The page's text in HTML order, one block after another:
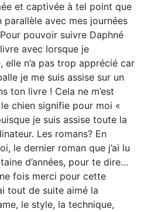
et captivée à tel point que
parallèle avec mes journées
pouvoir suivre Daphné
avec lorsque je
elle n’a pas trop apprécié car
je me suis assise sur un
ton livre ! Cela ne m’est
chien signifie pour moi «
je suis assise toute la
Les romans? En
le dernier roman que j’ai lu
d’années, pour te dire…
fois merci pour cette
tout de suite aimé la
le style, la technique,